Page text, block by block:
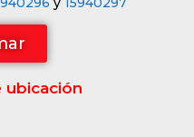
ubicación